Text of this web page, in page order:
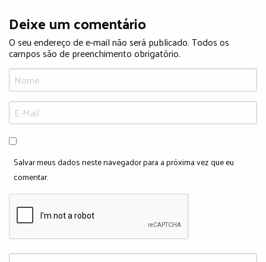
Deixe um comentário
O seu endereço de e-mail não será publicado. Todos os
campos são de preenchimento obrigatório.
Salvar meus dados neste navegador para a próxima vez que eu
comentar.